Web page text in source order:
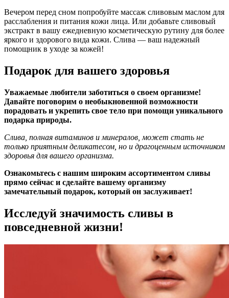
Вечером перед сном попробуйте массаж сливовым маслом для
расслабления и питания кожи лица. Или добавьте сливовый
экстракт в вашу ежедневную косметическую рутину для более
яркого и здорового вида кожи. Слива — ваш надежный
помощник в уходе за кожей!
Подарок для вашего здоровья
Уважаемые любители заботиться о своем организме!
Давайте поговорим о необыкновенной возможности
порадовать и укрепить свое тело при помощи уникального
подарка природы.
Слива, полная витаминов и минералов, может стать не
только приятным деликатесом, но и драгоценным источником
здоровья для вашего организма.
Ознакомьтесь с нашим широким ассортиментом сливы
прямо сейчас и сделайте вашему организму
замечательный подарок, который он заслуживает!
Исследуй значимость сливы в
повседневной жизни!